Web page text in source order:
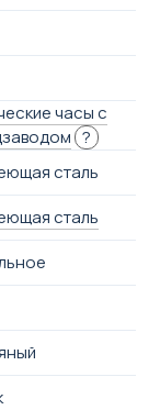
часы с
?
сталь
сталь